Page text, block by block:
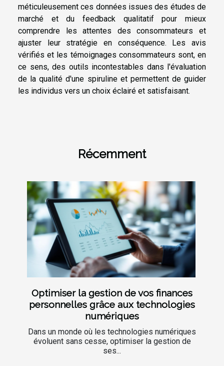
méticuleusement ces données issues des études de
marché et du feedback qualitatif pour mieux
comprendre les attentes des consommateurs et
ajuster leur stratégie en conséquence. Les avis
vérifiés et les témoignages consommateurs sont, en
ce sens, des outils incontestables dans l'évaluation
de la qualité d'une spiruline et permettent de guider
les individus vers un choix éclairé et satisfaisant.
Récemment
Optimiser la gestion de vos finances
personnelles grâce aux technologies
numériques
Dans un monde où les technologies numériques
évoluent sans cesse, optimiser la gestion de
ses...